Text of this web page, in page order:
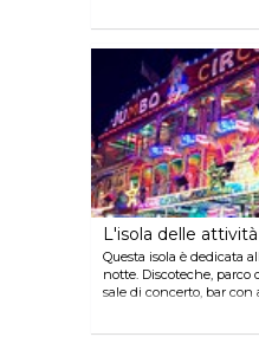
David Guetta alla
L'isola delle
Questa isola è dedicata
notte. Discoteche,
sale di concerto, bar
notturni, minigolf, parco
noleggio di